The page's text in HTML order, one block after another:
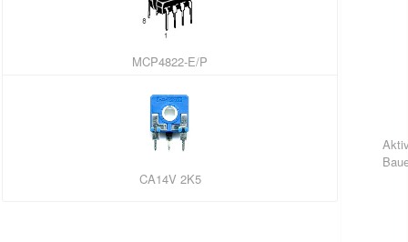
MCP4822-E/P
CA14V 2K5